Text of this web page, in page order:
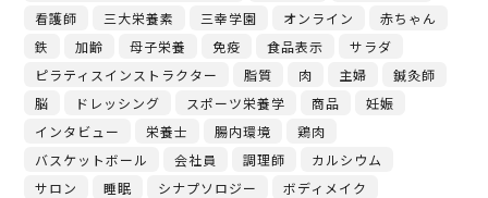
看護師
三大栄養素 三幸学園 オンライン
赤ちゃん
鉄
加齢 母子栄養 免疫 食品表示
サラダ
ピラティスインストラクター
脂質 肉 主婦
鍼灸師
脳
ドレッシング スポーツ栄養学 商品
妊娠
インタビュー
栄養士 腸内環境
鶏肉
バスケットボール
会社員 調理師
カルシウム
サロン
睡眠 シナプソロジー
ボディメイク